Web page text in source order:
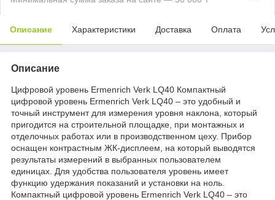
Описание Характеристики Доставка Оплата
Описание
Цифровой уровень Ermenrich Verk LQ40 Компактный
цифровой уровень Ermenrich Verk LQ40 – это удобный и
точный инструмент для измерения уровня наклона, который
пригодится на строительной площадке, при монтажных и
отделочных работах или в производственном цеху. Прибор
оснащен контрастным ЖК-дисплеем, на который выводятся
результаты измерений в выбранных пользователем
единицах. Для удобства пользователя уровень имеет
функцию удержания показаний и установки на ноль.
Компактный цифровой уровень Ermenrich Verk LQ40 – это